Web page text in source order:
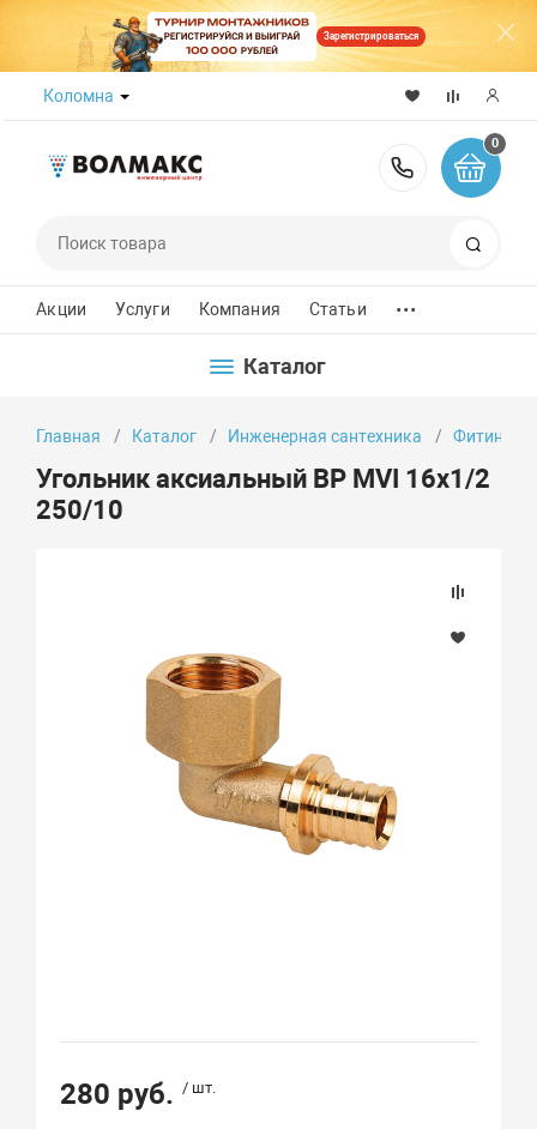
Зарегистрироваться
Коломна
8 (800)
0
Акции Услуги Компания Статьи ...
Каталог
Главная Каталог Инженерная сантехника Фитинги
Угольник аксиальный ВР MVI 16х1/2
250/10
280 руб. / шт.